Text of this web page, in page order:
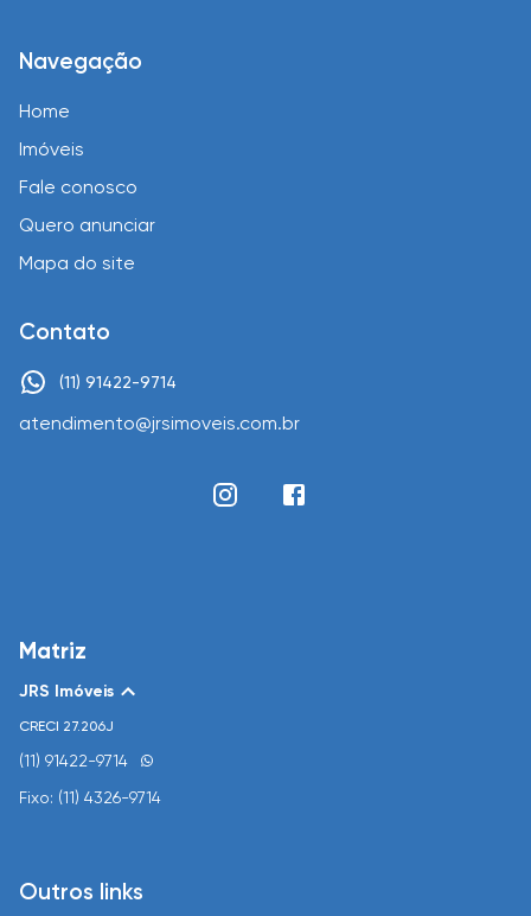
Navegação
Home
Imóveis
Fale conosco
Quero anunciar
Mapa do site
Contato
(11) 91422-9714
atendimento@jrsimoveis.com.br
Matriz
JRS Imóveis
CRECI 27.206J
(11) 91422-9714
Fixo: (11) 4326-9714
Outros links